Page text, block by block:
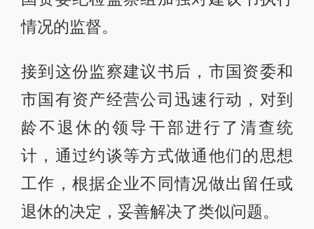
情况的监督。
接到这份监察建议书后，市国资委和
市国有资产经营公司迅速行动，对到
龄不退休的领导干部进行了清查统
计，通过约谈等方式做通他们的思想
工作，根据企业不同情况做出留任或
退休的决定，妥善解决了类似问题。